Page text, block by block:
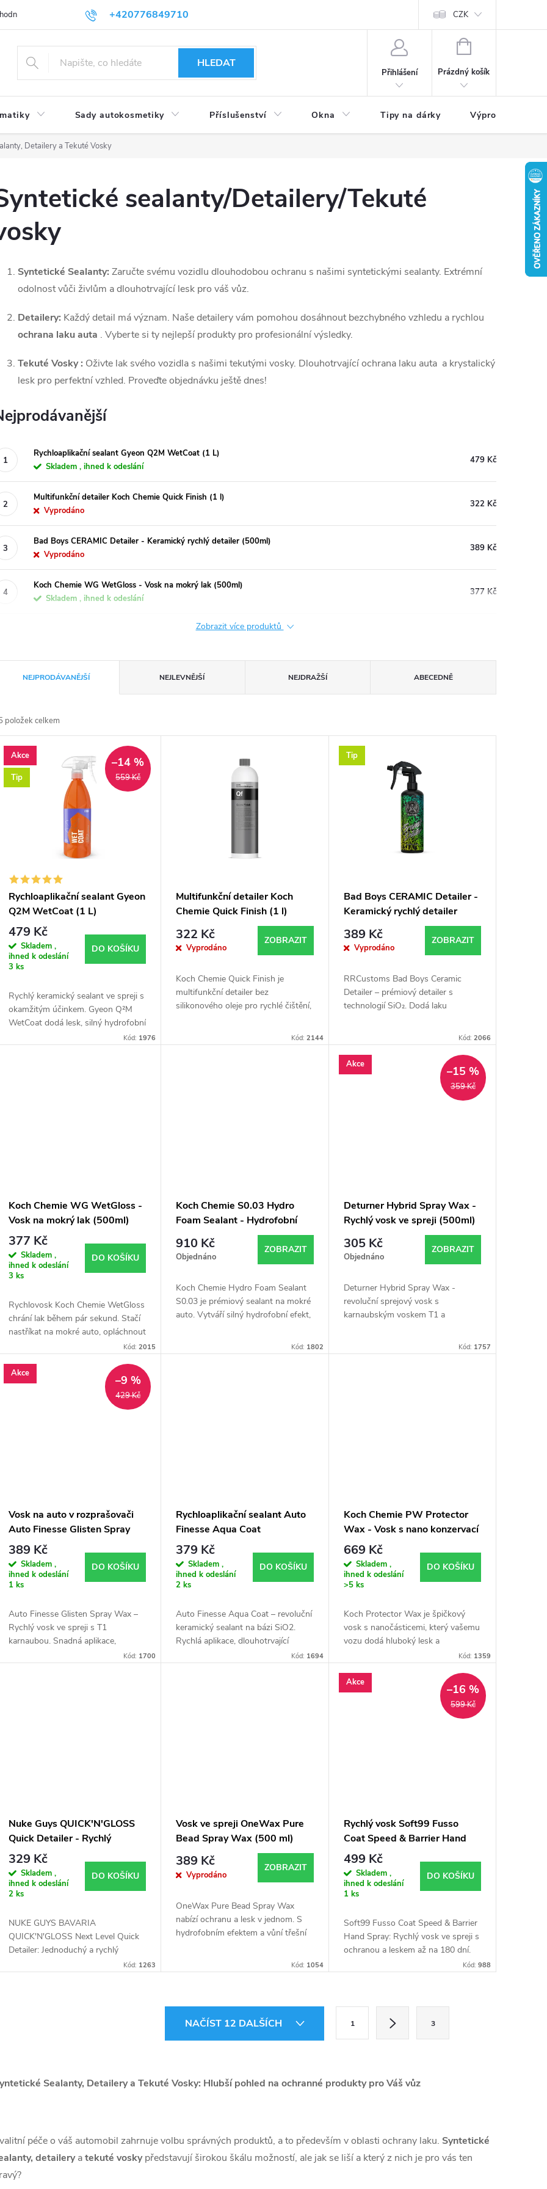
+420776849710
podmínky Podmínky ochrany osobních údajů CZK
HLEDAT
Přihlášení
NÁKUPNÍ
Prázdný košík
Sady autokosmetiky Příslušenství Okna Tipy na dárky Výprodej skladu
Detailery a Tekuté Vosky
sealanty/Detailery/Tekuté
Syntetické Sealanty: Zaručte svému vozidlu dlouhodobou ochranu s našimi syntetickými sealanty. Extrémní
odolnost vůči živlům a dlouhotrvající lesk pro váš vůz.
Detailery: Každý detail má význam. Naše detailery vám pomohou dosáhnout bezchybného vzhledu a rychlou
ochrana laku auta . Vyberte si ty nejlepší produkty pro profesionální výsledky.
Tekuté Vosky : Oživte lak svého vozidla s našimi tekutými vosky. Dlouhotrvající ochrana laku auta a krystalický
lesk pro perfektní vzhled. Proveďte objednávku ještě dnes!
Rychloaplikační sealant Gyeon Q2M WetCoat (1 L)
Skladem , ihned k odeslání
479 Kč
Multifunkční detailer Koch Chemie Quick Finish (1 l)
Vyprodáno
322 Kč
Bad Boys CERAMIC Detailer - Keramický rychlý detailer (500ml)
Vyprodáno
389 Kč
Koch Chemie WG WetGloss - Vosk na mokrý lak (500ml)
Skladem , ihned k odeslání
377 Kč
Zobrazit více produktů
NEJPRODÁVANĚJŠÍ NEJLEVNĚJŠÍ NEJDRAŽŠÍ ABECEDNĚ
položek celkem
Akce
Tip
559 Kč
–14 %
Rychloaplikační sealant Gyeon
Q2M WetCoat (1 L)
479 Kč
Skladem ,
ihned k odeslání
3 ks
DO KOŠÍKU
Rychlý keramický sealant ve spreji s
okamžitým účinkem. Gyeon Q²M
WetCoat dodá lesk, silný hydrofobní
efekt a ochranu až na 12 týdnů.Kód: 1976
Multifunkční detailer Koch
Chemie Quick Finish (1 l)
322 Kč
Vyprodáno
ZOBRAZIT
Koch Chemie Quick Finish je
multifunkční detailer bez
silikonového oleje pro rychlé čištění,
Zanechá vysoký lesk, hladký povrch
bez šmouh...
Kód: 2144
Tip
Bad Boys CERAMIC Detailer -
Keramický rychlý detailer
(500ml)
389 Kč
Vyprodáno
ZOBRAZIT
RRCustoms Bad Boys Ceramic
Detailer – prémiový detailer s
technologií SiO₂. Dodá laku
vzhledu, chrání před nečistotami a
UV zářením.
Kód: 2066
Koch Chemie WG WetGloss -
Vosk na mokrý lak (500ml)
377 Kč
Skladem ,
ihned k odeslání
3 ks
DO KOŠÍKU
Rychlovosk Koch Chemie WetGloss
chrání lak během pár sekund. Stačí
nastříkat na mokré auto, opláchnout
ošetření laku bez...
Kód:2015
Koch Chemie S0.03 Hydro
Foam Sealant - Hydrofobní
ochrana laku (1000ml)
910 Kč
Objednáno
ZOBRAZIT
Koch Chemie Hydro Foam Sealant
S0.03 je prémiový sealant na mokré
auto. Vytváří silný hydrofobní efekt,
plasty už během mytí. Rychlá...Kód: 1802
Akce
359 Kč
–15 %
Deturner Hybrid Spray Wax -
Rychlý vosk ve spreji (500ml)
305 Kč
Objednáno
ZOBRAZIT
Deturner Hybrid Spray Wax -
revoluční sprejový vosk s
karnaubským voskem T1 a
lesk, hladký povrch a dlouhotrvající
ochranu laku. Snadná...
Kód: 1757
Akce
429 Kč
–9 %
Vosk na auto v rozprašovači
Auto Finesse Glisten Spray
Wax (500 ml)
389 Kč
Skladem ,
ihned k odeslání
1 ks
DO KOŠÍKU
Auto Finesse Glisten Spray Wax –
Rychlý vosk ve spreji s T1
karnaubou. Snadná aplikace,
hluboký lesk, perfektní hydrofobita.
Kód: 1700
Rychloaplikační sealant Auto
Finesse Aqua Coat
Hydrophobic rinse aid (500
ml)
379 Kč
Skladem ,
ihned k odeslání
2 ks
DO KOŠÍKU
Auto Finesse Aqua Coat – revoluční
keramický sealant na bázi SiO2.
Rychlá aplikace, dlouhotrvající
ochrana až 4 měsíce, intenzivní lesk
Kód: 1694
Koch Chemie PW Protector
Wax - Vosk s nano konzervací
(1000ml)
669 Kč
Skladem ,
ihned k odeslání
>5 ks
DO KOŠÍKU
Koch Protector Wax je špičkový
vosk s nanočásticemi, který vašemu
vozu dodá hluboký lesk a
nečistotami.
Kód: 1359
Nuke Guys QUICK'N'GLOSS
Quick Detailer - Rychlý
detailer (500ml)
329 Kč
Skladem ,
ihned k odeslání
2 ks
DO KOŠÍKU
NUKE GUYS BAVARIA
QUICK'N'GLOSS Next Level Quick
Detailer: Jednoduchý a rychlý
Kód: 1263
Vosk ve spreji OneWax Pure
Bead Spray Wax (500 ml)
389 Kč
Vyprodáno
ZOBRAZIT
OneWax Pure Bead Spray Wax
nabízí ochranu a lesk v jednom. S
hydrofobním efektem a vůní třešní
dlouhotrvající vysoký lesk. Ideální
pro...
Kód: 1054
Akce
599 Kč
–16 %
Rychlý vosk Soft99 Fusso
Coat Speed & Barrier Hand
Spray Up to 180 days 500 ml
499 Kč
Skladem ,
ihned k odeslání
1 ks
DO KOŠÍKU
Soft99 Fusso Coat Speed & Barrier
Hand Spray: Rychlý vosk ve spreji s
ochranou a leskem až na 180 dní.
Snadná aplikace, samočistící efekt,
Kód: 988
NAČÍST 12 DALŠÍCH
n
o
v
1 3
Sealanty, Detailery a Tekuté Vosky: Hlubší pohled na ochranné produkty pro Váš vůz
péče o váš automobil zahrnuje volbu správných produktů, a to především v oblasti ochrany laku. Syntetické
detaileryatekuté voskypředstavují širokou škálu možností, ale jak se liší a který z nich je pro vás ten